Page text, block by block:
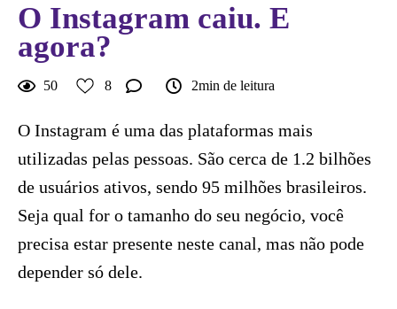
O Instagram caiu. E
agora?
50 8 2min de leitura
O Instagram é uma das plataformas mais
utilizadas pelas pessoas. São cerca de 1.2 bilhões
de usuários ativos, sendo 95 milhões brasileiros.
Seja qual for o tamanho do seu negócio, você
precisa estar presente neste canal, mas não pode
depender só dele.